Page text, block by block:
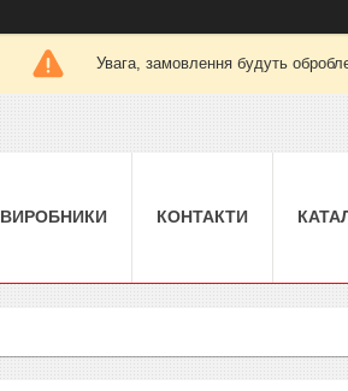
Увага, замовлення будуть
ВИРОБНИКИ КОНТАКТИ